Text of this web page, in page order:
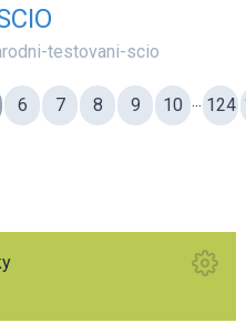
testovani-scio
6 7 8 9 10 ... 124